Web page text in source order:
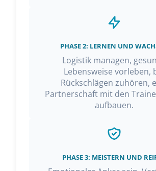
PHASE 2: LERNEN UND
Logistik managen,
Lebensweise vorleben,
Rückschlägen zuhören,
Partnerschaft mit den
aufbauen.
PHASE 3: MEISTERN UND